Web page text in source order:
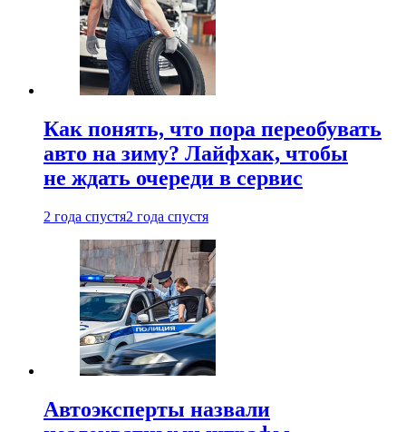
Как понять, что пора переобувать
авто на зиму? Лайфхак, чтобы
не ждать очереди в сервис
2 года спустя2 года спустя
Автоэксперты назвали